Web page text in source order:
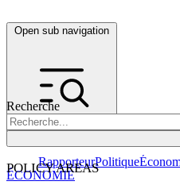
Open sub navigation
Recherche
POLICY AREAS
RapporteurPolitique
ÉCONOMIE